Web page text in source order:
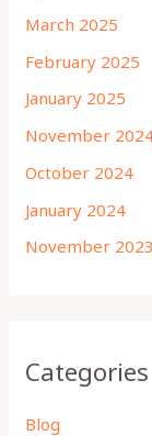
March 2025
February 2025
January 2025
November
October 2024
January 2024
November 2023
Categories
Blog